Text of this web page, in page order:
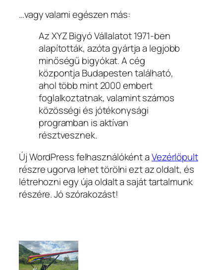
…vagy valami egészen más:
Az XYZ Bigyó Vállalatot 1971-ben
alapították, azóta gyártja a legjobb
minőségű bigyókat. A cég
központja Budapesten található,
ahol több mint 2000 embert
foglalkoztatnak, valamint számos
közösségi és jótékonysági
programban is aktívan
résztvesznek.
Új WordPress felhasználóként aVezérlőpult
részre ugorva lehet törölni ezt az oldalt, és
létrehozni egy úja oldalt a saját tartalmunk
részére. Jó szórakozást!